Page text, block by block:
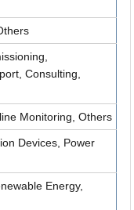
Consulting,
Monitoring, Others
Devices, Power
Energy,